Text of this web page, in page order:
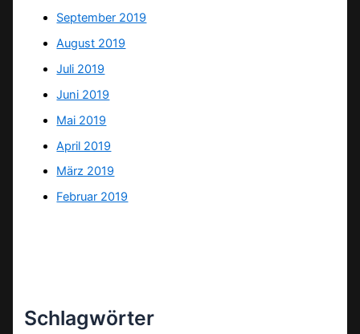
September 2019
August 2019
Juli 2019
Juni 2019
Mai 2019
April 2019
März 2019
Februar 2019
Schlagwörter